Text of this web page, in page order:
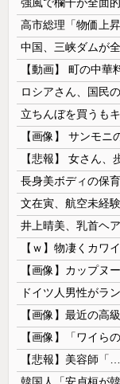
中国、三峡ダムが
ロシアさん、国民
文在寅、航空未経
【ｗ】物凄くカワ
【画像】カップヌ
【画像】最近の高
【画像】「ワイら
【悲報】美容師